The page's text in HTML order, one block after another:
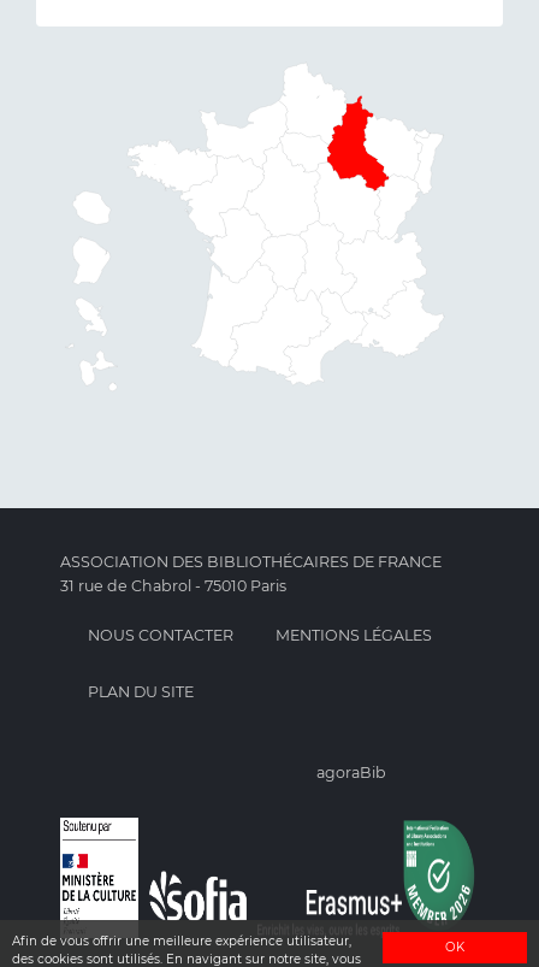
OK
Afin de vous offrir une meilleure expérience utilisateur,
des cookies sont utilisés. En navigant sur notre site, vous
ASSOCIATION DES BIBLIOTHÉCAIRES DE FRANCE
31 rue de Chabrol - 75010 Paris
NOUS CONTACTER MENTIONS LÉGALES
PLAN DU SITE
agoraBib